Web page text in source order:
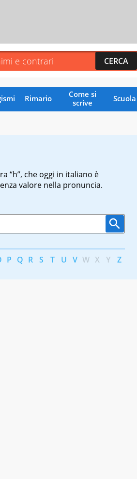
Rimario
Come si
scrive
Scuola
“h”, che oggi in italiano è
valore nella pronuncia.
P Q R S T U V W X Y Z